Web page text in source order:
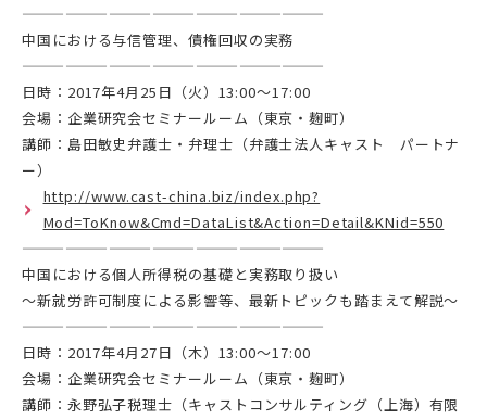
—————————————————————
中国における与信管理、債権回収の実務
—————————————————————
日時：2017年4月25日（火）13:00～17:00
会場：企業研究会セミナールーム（東京・麹町）
講師：島田敏史弁護士・弁理士（弁護士法人キャスト パートナ
ー）
http://www.cast-china.biz/index.php?
Mod=ToKnow&Cmd=DataList&Action=Detail&KNid=550
—————————————————————
中国における個人所得税の基礎と実務取り扱い
～新就労許可制度による影響等、最新トピックも踏まえて解説～
—————————————————————
日時：2017年4月27日（木）13:00～17:00
会場：企業研究会セミナールーム（東京・麹町）
講師：永野弘子税理士（キャストコンサルティング（上海）有限